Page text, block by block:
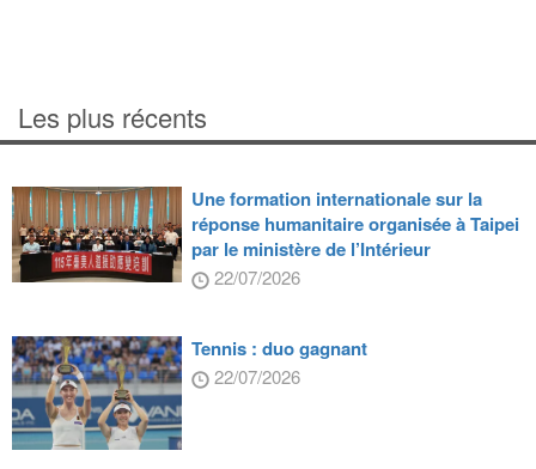
Les plus récents
Une formation internationale sur la
réponse humanitaire organisée à Taipei
par le ministère de l’Intérieur
22/07/2026
Tennis : duo gagnant
22/07/2026